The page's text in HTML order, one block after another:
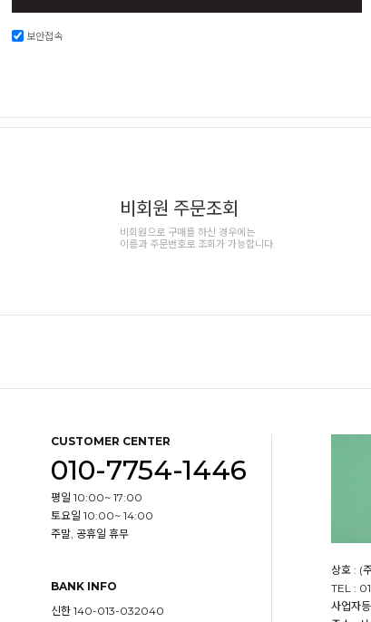
보안접속
비회원 주문조회
비회원으로 구매를 하신 경우에는
이름과 주문번호로 조회가 가능합니다.
CUSTOMER CENTER
010-7754-1446
평일 10:00~ 17:00
토요일 10:00~ 14:00
주말, 공휴일 휴무
BANK INFO
신한 140-013-032040
상호 : (
TEL :
사업자